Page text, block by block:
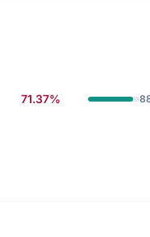
71.37%